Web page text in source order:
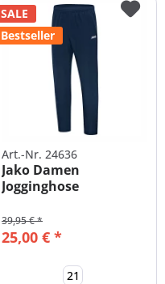
SALE
Bestseller
Art.-Nr. 24636
Jako Damen
Jogginghose
Langgrößen
25,00 € *
39,95 € *
21